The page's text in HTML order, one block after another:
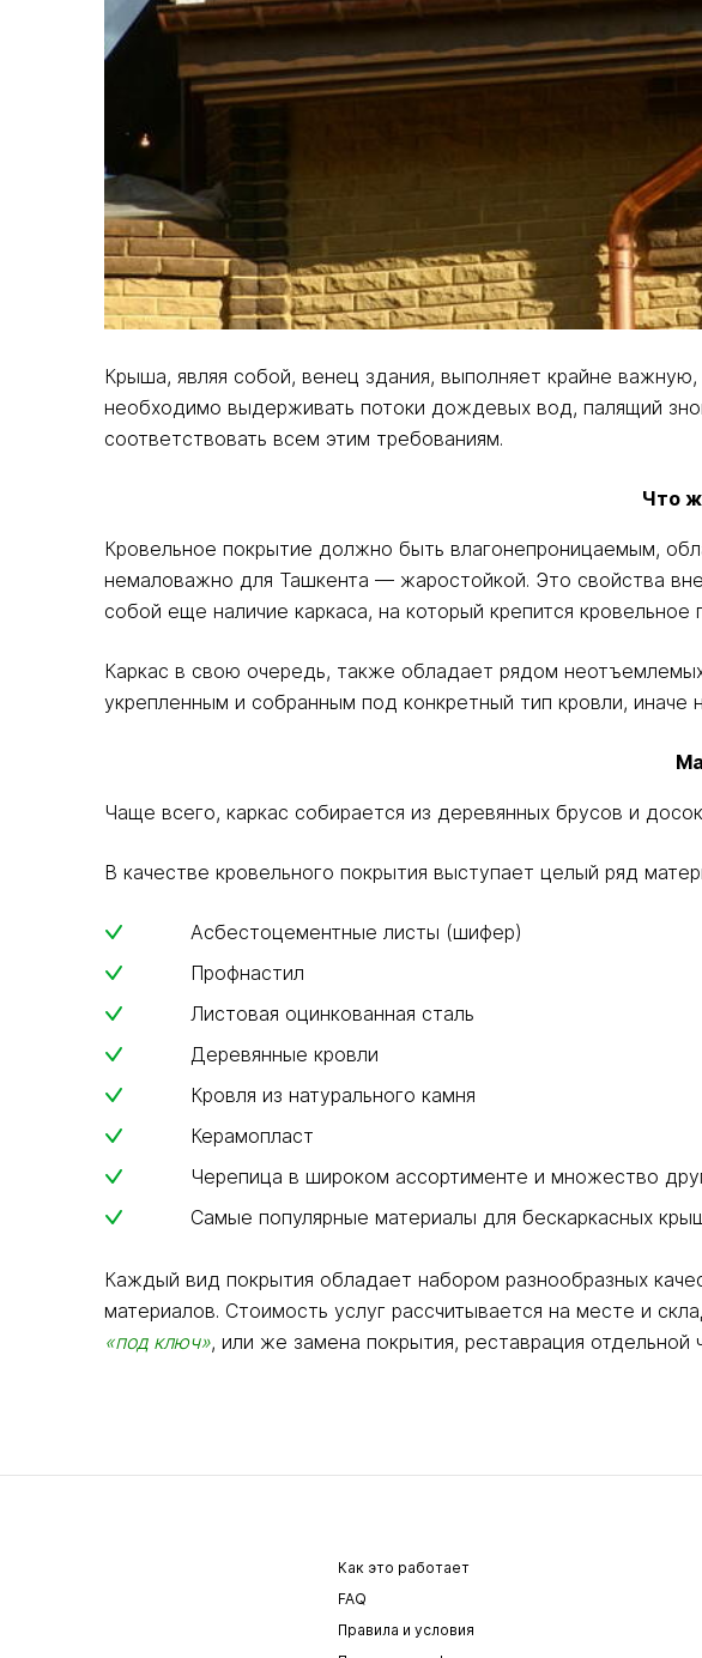
Крыша, являя собой, венец здания, выполняет крайне
необходимо выдерживать потоки дождевых вод, палящий
соответствовать всем этим требованиям.
Что
Кровельное покрытие должно быть влагонепроницаемым,
немаловажно для Ташкента — жаростойкой. Это свойства
собой еще наличие каркаса, на который крепится кровельное
Каркас в свою очередь, также обладает рядом
укрепленным и собранным под конкретный тип кровли, иначе
Чаще всего, каркас собирается из деревянных брусов и
В качестве кровельного покрытия выступает целый ряд
Асбестоцементные листы (шифер)
Профнастил
Листовая оцинкованная сталь
Деревянные кровли
Кровля из натурального камня
Керамопласт
Черепица в широком ассортименте и множество
Самые популярные материалы для бескаркасных
Каждый вид покрытия обладает набором разнообразных
материалов. Стоимость услуг рассчитывается на месте и
«под ключ», или же замена покрытия, реставрация
Как это работает
FAQ
Правила и условия